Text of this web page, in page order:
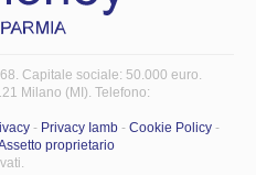
Capitale sociale: 50.000 euro.
Milano (MI). Telefono:
- Privacy Iamb - Cookie Policy -
proprietario